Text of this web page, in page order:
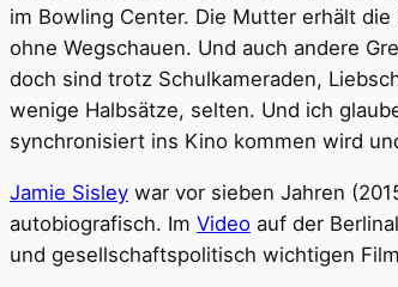
im Bowling Center. Die Mutter erhält
ohne Wegschauen. Und auch andere
doch sind trotz Schulkameraden,
wenige Halbsätze, selten. Und ich
synchronisiert ins Kino kommen wird
Jamie Sisley war vor sieben Jahren
autobiografisch. Im Video auf der
und gesellschaftspolitisch wichtigen